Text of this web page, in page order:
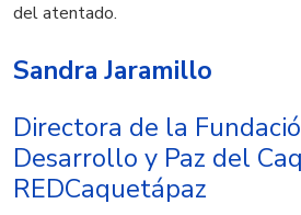
del atentado.
Sandra Jaramillo
Directora de la
Desarrollo y Paz del
REDCaquetápaz